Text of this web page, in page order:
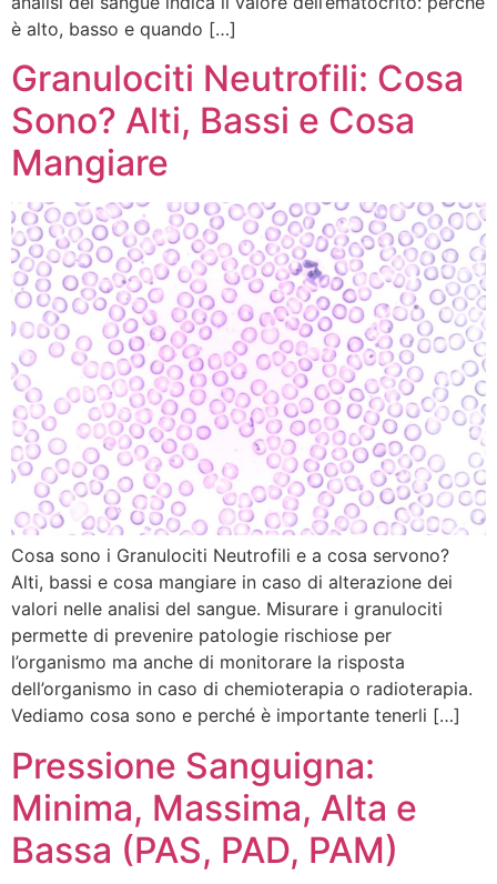
è alto, basso e quando […]
Granulociti Neutrofili: Cosa
Sono? Alti, Bassi e Cosa
Mangiare
Cosa sono i Granulociti Neutrofili e a cosa servono?
Alti, bassi e cosa mangiare in caso di alterazione dei
valori nelle analisi del sangue. Misurare i granulociti
permette di prevenire patologie rischiose per
l’organismo ma anche di monitorare la risposta
dell’organismo in caso di chemioterapia o radioterapia.
Vediamo cosa sono e perché è importante tenerli […]
Pressione Sanguigna:
Minima, Massima, Alta e
Bassa (PAS, PAD, PAM)